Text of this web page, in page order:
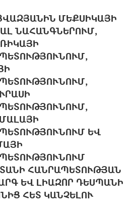
ՄԵՔՍԻԿԱՅԻ
ՆԱՀԱՆԳՆԵՐՈՒՄ,
ԵՎ
ՀԱՆՐԱՊԵՏՈՒԹՅԱՆ
ԵՎ ԼԻԱԶՈՐ ԴԵՍՊԱՆԻ
ՀԵՏ ԿԱՆՉԵԼՈՒ